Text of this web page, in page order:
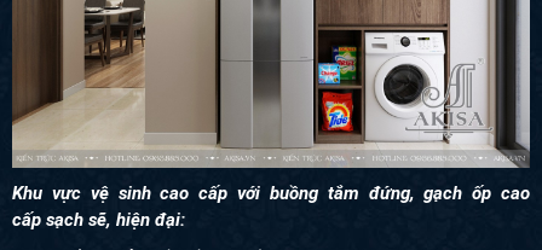
Khu vực vệ sinh cao cấp với buồng tắm đứng, gạch ốp cao
cấp sạch sẽ, hiện đại:
Trong tổng thể thiết kế nội thất chung cư hiện đại NT21040, khu